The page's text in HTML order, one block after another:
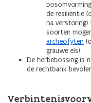
de resiliëntie
na verstoring)
soorten
archeofyten
grauwe els)
De herbebossing is
de rechtbank